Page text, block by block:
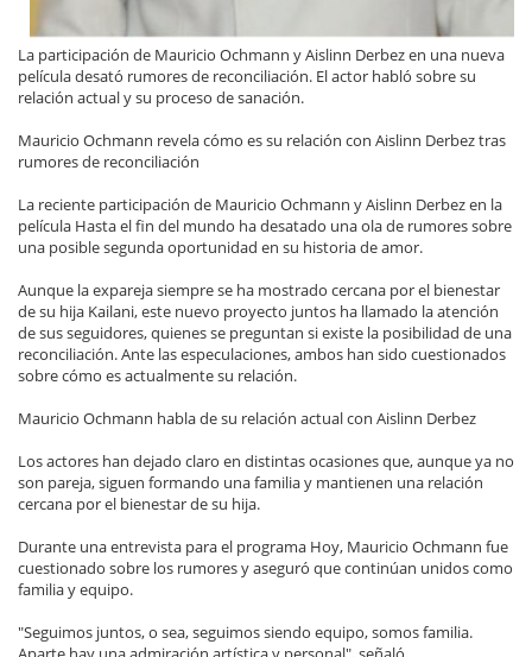
La participación de Mauricio Ochmann y Aislinn Derbez en una nueva
película desató rumores de reconciliación. El actor habló sobre su
relación actual y su proceso de sanación.
Mauricio Ochmann revela cómo es su relación con Aislinn Derbez tras
rumores de reconciliación
La reciente participación de Mauricio Ochmann y Aislinn Derbez en la
película Hasta el fin del mundo ha desatado una ola de rumores sobre
una posible segunda oportunidad en su historia de amor.
Aunque la expareja siempre se ha mostrado cercana por el bienestar
de su hija Kailani, este nuevo proyecto juntos ha llamado la atención
de sus seguidores, quienes se preguntan si existe la posibilidad de una
reconciliación. Ante las especulaciones, ambos han sido cuestionados
sobre cómo es actualmente su relación.
Mauricio Ochmann habla de su relación actual con Aislinn Derbez
Los actores han dejado claro en distintas ocasiones que, aunque ya no
son pareja, siguen formando una familia y mantienen una relación
cercana por el bienestar de su hija.
Durante una entrevista para el programa Hoy, Mauricio Ochmann fue
cuestionado sobre los rumores y aseguró que continúan unidos como
familia y equipo.
"Seguimos juntos, o sea, seguimos siendo equipo, somos familia.